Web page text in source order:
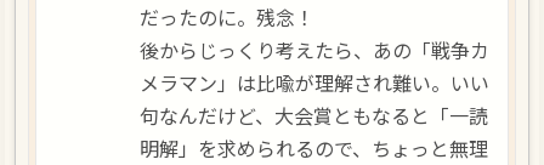
だったのに。残念！
後からじっくり考えたら、あの「戦争カ
メラマン」は比喩が理解され難い。いい
句なんだけど、大会賞ともなると「一読
明解」を求められるので、ちょっと無理